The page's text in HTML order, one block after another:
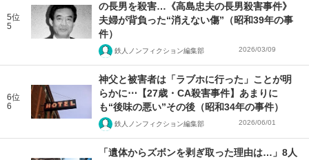
5位
5
の長男を殺害…《高島忠夫の長男殺害事件》
夫婦が背負った“消えない傷”（昭和39年の事
件）
鉄人ノンフィクション編集部 2026/03/09
6位
6
神父と被害者は「ラブホに行った」ことが明
らかに⋯【27歳・CA殺害事件】あまりに
も“後味の悪い”その後（昭和34年の事件）
鉄人ノンフィクション編集部 2026/06/01
「遺体からズボンを剥ぎ取った理由は…」8人